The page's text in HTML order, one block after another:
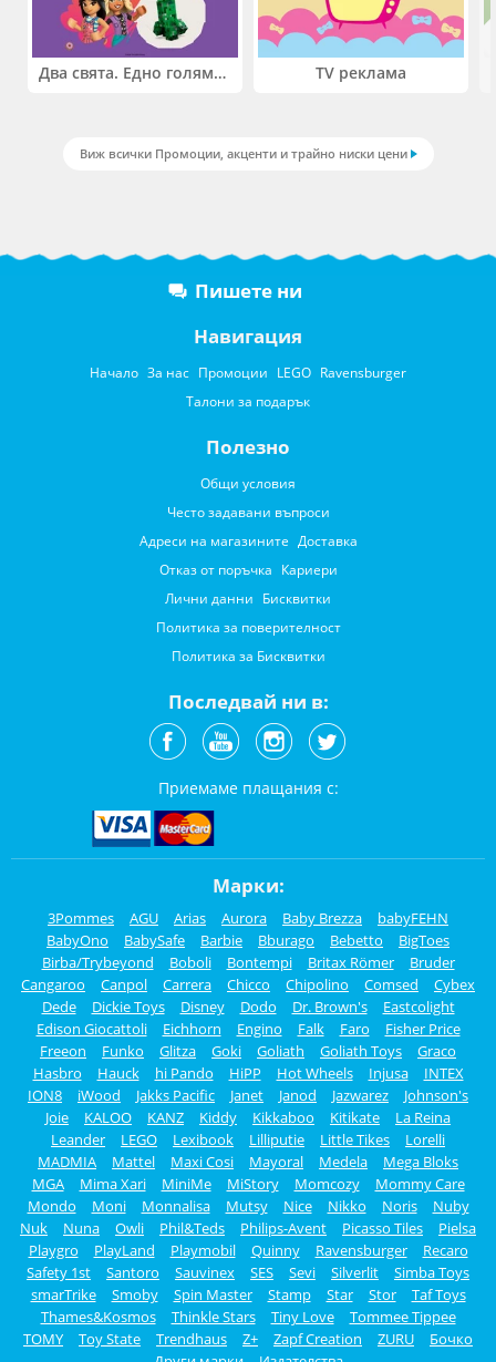
Два свята. Едно голямо приключение. Купи 2 продукта LEGO® Friends и/или LEGO® Minecraft и вземи -27% TV реклама
Виж всички Промоции, акценти и трайно ниски цени
Пишете ни
Навигация
Начало За нас Промоции LEGO Ravensburger
Талони за подарък
Полезно
Общи условия
Често задавани въпроси
Адреси на магазините Доставка
Отказ от поръчка Кариери
Лични данни Бисквитки
Политика за поверителност
Политика за Бисквитки
Последвай ни в:
Приемаме плащания с:
Марки:
3Pommes AGU Arias Aurora Baby Brezza
babyFEHN
BabyOno
BabySafe Barbie Bburago Bebetto
BigToes
Birba/Trybeyond
Boboli Bontempi Britax Römer
Bruder
Cangaroo
Canpol Carrera Chicco Chipolino Comsed
Cybex
Dede
Dickie Toys Disney Dodo Dr. Brown's
Eastcolight
Edison Giocattoli
Eichhorn Engino Falk Faro
Fisher Price
Freeon
Funko Glitza Goki Goliath Goliath Toys
Graco
Hasbro
Hauck hi Pando HiPP Hot Wheels Injusa
INTEX
ION8
iWood Jakks Pacific Janet Janod Jazwarez
Johnson's
Joie
KALOO KANZ Kiddy Kikkaboo Kitikate
La Reina
Leander
LEGO Lexibook Lilliputie Little Tikes
Lorelli
MADMIA
Mattel Maxi Cosi Mayoral Medela
Mega Bloks
MGA
Mima Xari MiniMe MiStory Momcozy
Mommy Care
Mondo
Moni Monnalisa Mutsy Nice Nikko Noris
Nuby
Nuk
Nuna Owli Phil&Teds Philips-Avent Picasso Tiles
Pielsa
Playgro
PlayLand Playmobil Quinny Ravensburger
Recaro
Safety 1st
Santoro Sauvinex SES Sevi Silverlit
Simba Toys
smarTrike
Smoby Spin Master Stamp Star Stor
Taf Toys
Thames&Kosmos
Thinkle Stars Tiny Love
Tommee Tippee
TOMY
Toy State Trendhaus Z+ Zapf Creation ZURU
Бочко